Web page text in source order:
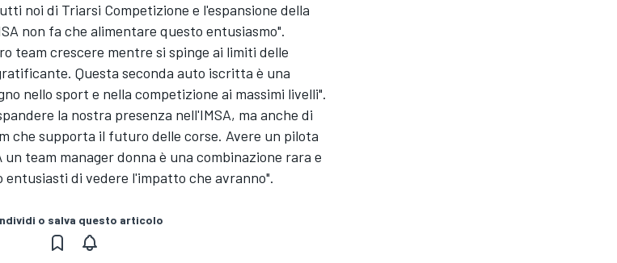
noi di Triarsi Competizione e l'espansione della
non fa che alimentare questo entusiasmo".
team crescere mentre si spinge ai limiti delle
Questa seconda auto iscritta è una
nello sport e nella competizione ai massimi livelli".
la nostra presenza nell'IMSA, ma anche di
che supporta il futuro delle corse. Avere un pilota
team manager donna è una combinazione rara e
entusiasti di vedere l'impatto che avranno".
o salva questo articolo